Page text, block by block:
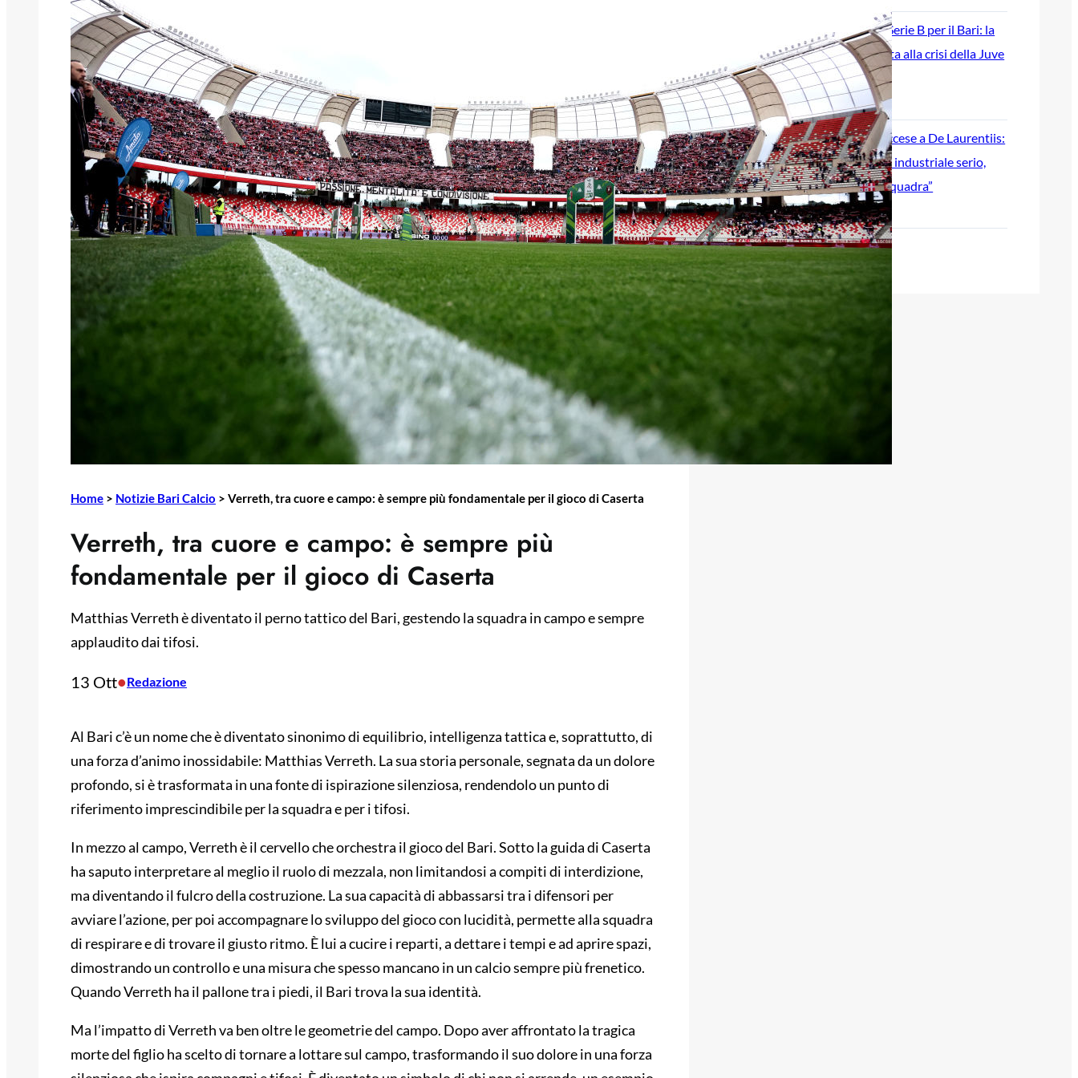
Home > Notizie Bari Calcio > Verreth, tra cuore e campo: è sempre più fondamentale per il gioco di Caserta
Verreth, tra cuore e campo: è sempre più
fondamentale per il gioco di Caserta
Matthias Verreth è diventato il perno tattico del Bari, gestendo la squadra in campo e sempre
applaudito dai tifosi.
13 Ott•Redazione
Al Bari c’è un nome che è diventato sinonimo di equilibrio, intelligenza tattica e, soprattutto, di
una forza d’animo inossidabile: Matthias Verreth. La sua storia personale, segnata da un dolore
profondo, si è trasformata in una fonte di ispirazione silenziosa, rendendolo un punto di
riferimento imprescindibile per la squadra e per i tifosi.
In mezzo al campo, Verreth è il cervello che orchestra il gioco del Bari. Sotto la guida di Caserta
ha saputo interpretare al meglio il ruolo di mezzala, non limitandosi a compiti di interdizione,
ma diventando il fulcro della costruzione. La sua capacità di abbassarsi tra i difensori per
avviare l’azione, per poi accompagnare lo sviluppo del gioco con lucidità, permette alla squadra
di respirare e di trovare il giusto ritmo. È lui a cucire i reparti, a dettare i tempi e ad aprire spazi,
dimostrando un controllo e una misura che spesso mancano in un calcio sempre più frenetico.
Quando Verreth ha il pallone tra i piedi, il Bari trova la sua identità.
Ma l’impatto di Verreth va ben oltre le geometrie del campo. Dopo aver affrontato la tragica
morte del figlio ha scelto di tornare a lottare sul campo, trasformando il suo dolore in una forza
Ripescaggio in Serie B per il Bari: la
speranza è legata alla crisi della Juve
Stabia
28 Maggio 2026
Futuro Bari, Leccese a De Laurentiis:
“Serve un piano industriale serio,
non siamo una seconda squadra”
27 Maggio 2026